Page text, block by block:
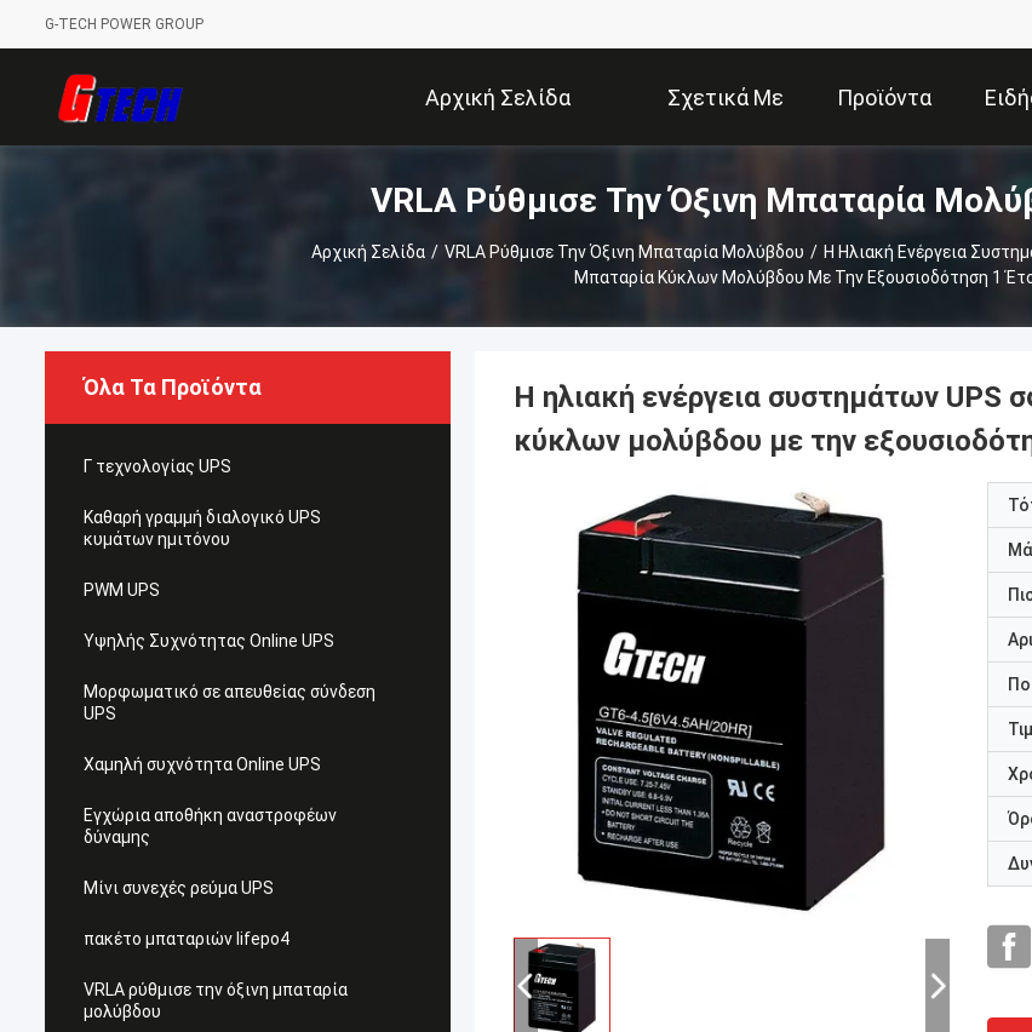
G-TECH POWER GROUP
Αρχική Σελίδα Σχετικά Με
Εμάς
Προϊόντα
VRLA Ρύθμισε Την Όξινη Μπαταρία
Αρχική Σελίδα / VRLA Ρύθμισε Την Όξινη Μπαταρία Μολύβδου / Η Ηλιακή Ενέργεια
Μπαταρία Κύκλων Μολύβδου Με Την Εξουσιοδότηση 1
Όλα Τα Προϊόντα
Γ τεχνολογίας UPS
Καθαρή γραμμή διαλογικό UPS
κυμάτων ημιτόνου
PWM UPS
Υψηλής Συχνότητας Online UPS
Μορφωματικό σε απευθείας σύνδεση
UPS
Χαμηλή συχνότητα Online UPS
Εγχώρια αποθήκη αναστροφέων
δύναμης
Μίνι συνεχές ρεύμα UPS
πακέτο μπαταριών lifepo4
VRLA ρύθμισε την όξινη μπαταρία
μολύβδου
Η ηλιακή ενέργεια συστημάτων UPS
κύκλων μολύβδου με την